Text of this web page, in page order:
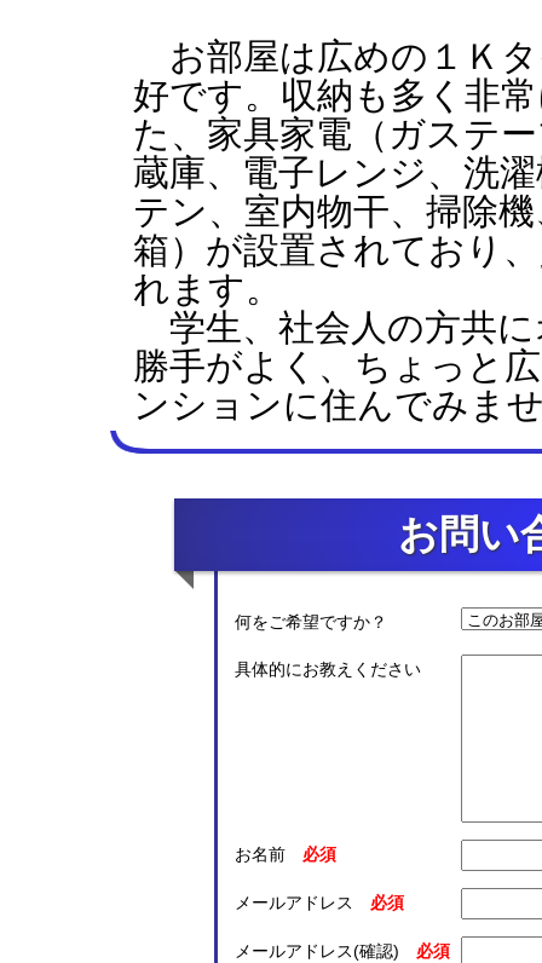
お部屋は広めの１Ｋ
好です。収納も多く非
た、家具家電（ガステ
蔵庫、電子レンジ、洗
テン、室内物干、掃除
箱）が設置されており
れます。
学生、社会人の方共
勝手がよく、ちょっと
ンションに住んでみま
お問い
何をご希望ですか？
具体的にお教えください
お名前
メールアドレス
メールアドレス(確認)